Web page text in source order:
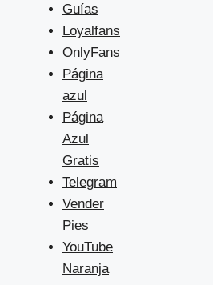
Guías
Loyalfans
OnlyFans
Página
azul
Página
Azul
Gratis
Telegram
Vender
Pies
YouTube
Naranja